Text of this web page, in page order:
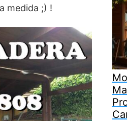
medida ;) !